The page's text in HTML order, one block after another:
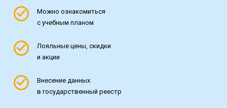
Можно ознакомиться
с учебным планом
Лояльные цены, скидки
и акции
Внесение данных
в государственный реестр